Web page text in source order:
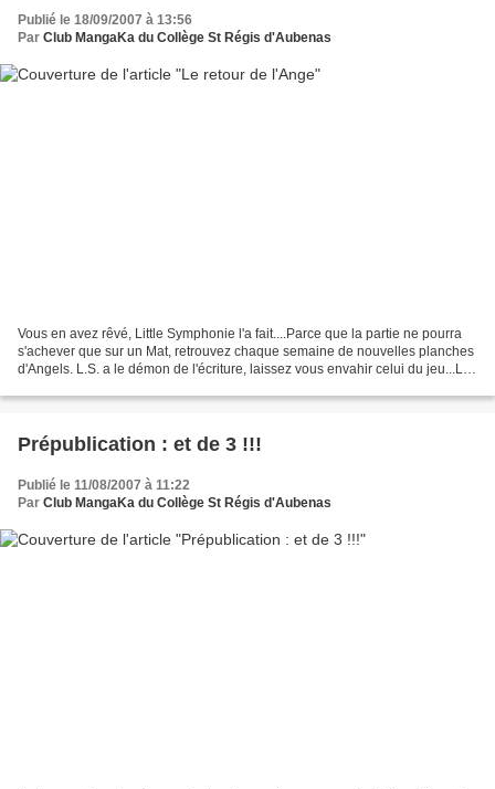
Publié le 18/09/2007 à 13:56
Par Club MangaKa du Collège St Régis d'Aubenas
Vous en avez rêvé, Little Symphonie l'a fait....Parce que la partie ne pourra
s'achever que sur un Mat, retrouvez chaque semaine de nouvelles planches
d'Angels. L.S. a le démon de l'écriture, laissez vous envahir celui du jeu...La
Prépublication : et de 3 !!!
Publié le 11/08/2007 à 11:22
Par Club MangaKa du Collège St Régis d'Aubenas